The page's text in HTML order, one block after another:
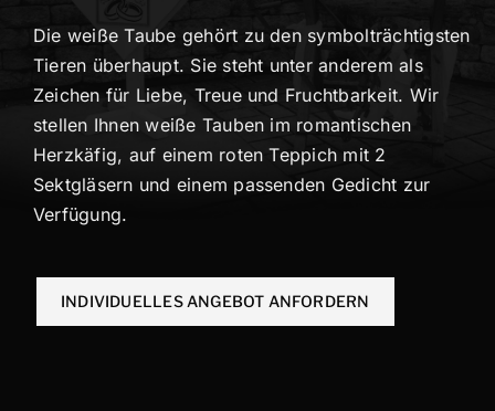
SHOP
KONTAKT
Die weiße Taube gehört zu den symbolträchtigsten
Tieren überhaupt. Sie steht unter anderem als
Zeichen für Liebe, Treue und Fruchtbarkeit. Wir
stellen Ihnen weiße Tauben im romantischen
Herzkäfig, auf einem roten Teppich mit 2
Sektgläsern und einem passenden Gedicht zur
Verfügung.
INDIVIDUELLES ANGEBOT ANFORDERN